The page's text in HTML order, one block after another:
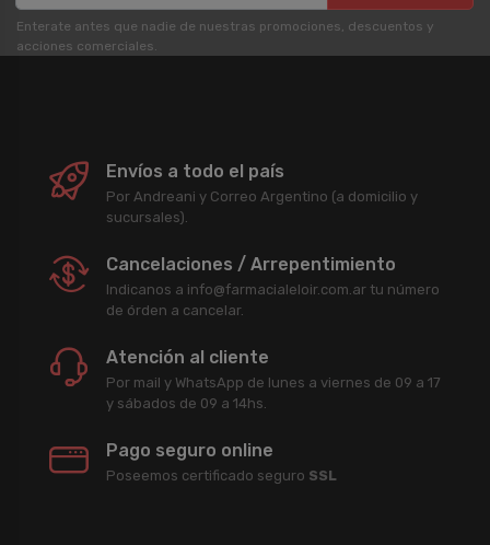
Enterate antes que nadie de nuestras promociones, descuentos y
acciones comerciales.
Envíos a todo el país
Por Andreani y Correo Argentino (a domicilio y
sucursales).
Cancelaciones / Arrepentimiento
Indicanos a info@farmacialeloir.com.ar tu número
de órden a cancelar.
Atención al cliente
Por mail y WhatsApp de lunes a viernes de 09 a 17
y sábados de 09 a 14hs.
Pago seguro online
Poseemos certificado seguro SSL